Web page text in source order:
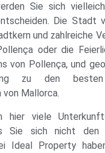
Sie sich
Die Stadt
und zahlreiche
oder die
von Pollença, und
zu den
Mallorca.
hier viele
Sie sich nicht den
Ideal Property